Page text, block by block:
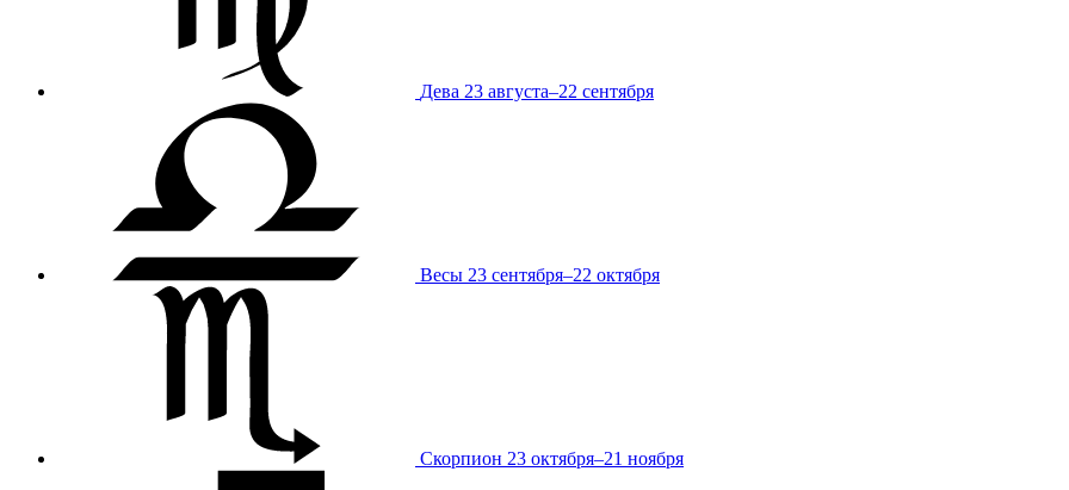
Дева 23 августа–22 сентября
Весы 23 сентября–22 октября
Скорпион 23 октября–21 ноября